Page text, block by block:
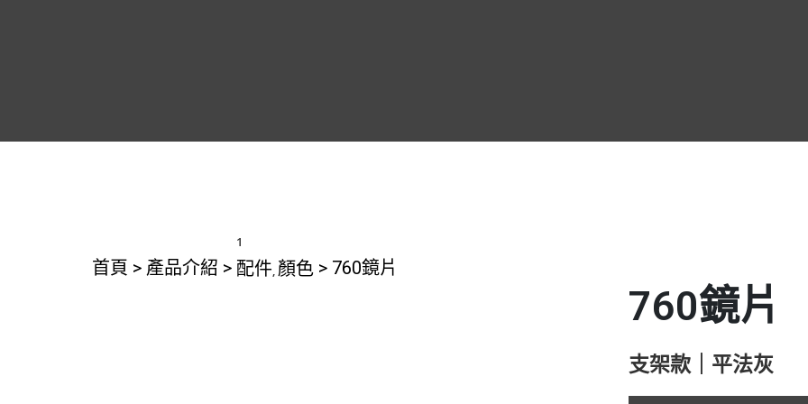
首頁 > 產品介紹 >
1
配件,顏色 > 760鏡片
760鏡片
支架款｜平法灰